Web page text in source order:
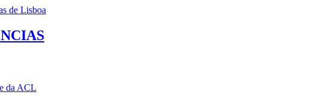
da ACL